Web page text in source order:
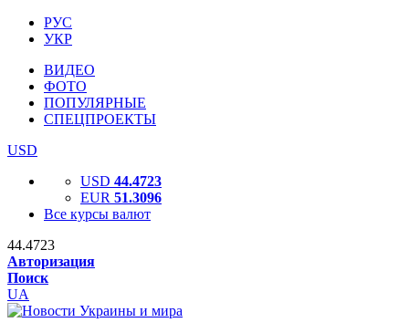
РУС
УКР
ВИДЕО
ФОТО
ПОПУЛЯРНЫЕ
СПЕЦПРОЕКТЫ
USD
USD 44.4723
EUR 51.3096
Все курсы валют
44.4723
Авторизация
Поиск
UA